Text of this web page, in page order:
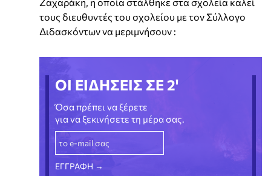
τους διευθυντές του σχολείου με τον Σύλλογο
Διδασκόντων να μεριμνήσουν :
ΟΙ ΕΙΔΗΣΕΙΣ ΣΕ 2'
Όσα πρέπει να ξέρετε
για να ξεκινήσετε τη μέρα σας.